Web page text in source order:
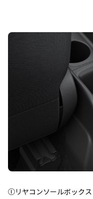
Ⓘリヤコンソールボックス